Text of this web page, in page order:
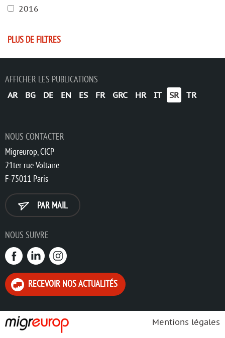
2016
PLUS DE FILTRES
AFFICHER LES PUBLICATIONS
AR BG DE EN ES FR GRC HR IT SR TR
NOUS CONTACTER
Migreurop, CICP
21ter rue Voltaire
F-75011 Paris
PAR MAIL
NOUS SUIVRE
RECEVOIR NOS ACTUALITÉS
Mentions légales